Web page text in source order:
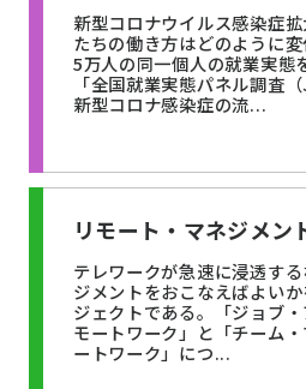
新型コロナウイルス感染症
たちの働き方はどのように
5万人の同一個人の就業実態
「全国就業実態パネル調査
新型コロナ感染症の流...
リモート・マネジメン
テレワークが急速に浸透す
ジメントをおこなえばよい
ジェクトである。「ジョブ
モートワーク」と「チーム
ートワーク」につ...